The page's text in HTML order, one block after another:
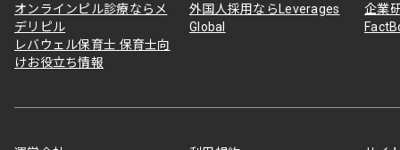
オンラインピル診療ならメ
デリピル
外国人採用ならLeverages
Global
企業
レバウェル保育士 保育士向
けお役立ち情報